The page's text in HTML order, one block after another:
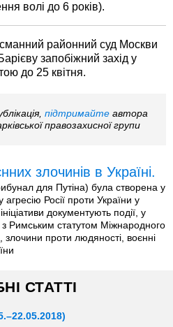
волі до 6 років).
районний суд Москви
запобіжний захід у
до 25 квітня.
підтримайте автора
правозахисної групи
злочинів в Україні.
для Путіна) була створена у
Росії проти України у
документують події, у
з Римським статутом Міжнародного
злочини проти людяності, воєнні
СТАТТІ